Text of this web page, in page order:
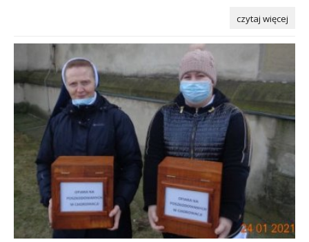
czytaj więcej